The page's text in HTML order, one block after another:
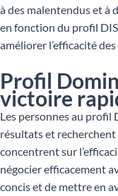
à des malentendus et à
en fonction du profil
améliorer l’efficacité
Profil
victoire
Les personnes au profil
résultats et recherchent
concentrent sur
négocier efficacement
concis et de mettre en